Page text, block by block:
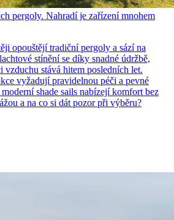
pergoly. Nahradí je zařízení mnohem
opouštějí tradiční pergoly a sází na
stínění se díky snadné údržbě,
stává hitem posledních let.
vyžadují pravidelnou péči a pevné
shade sails nabízejí komfort bez
a na co si dát pozor při výběru?